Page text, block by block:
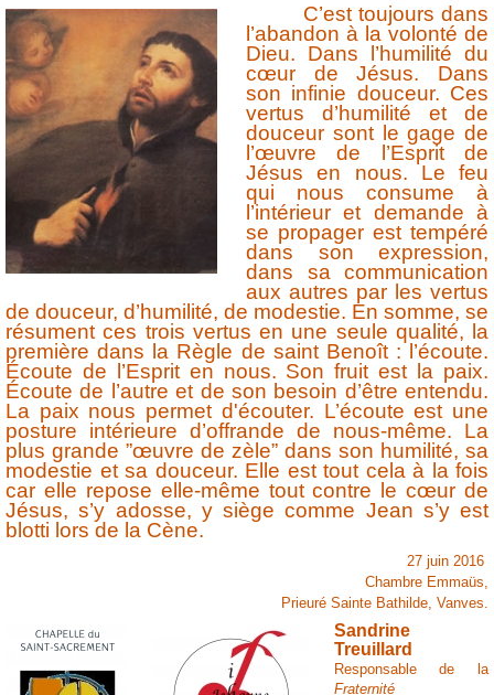
C’est toujours dans
l’abandon à la volonté de
Dieu. Dans l’humilité du
cœur de Jésus. Dans
son infinie douceur. Ces
vertus d’humilité et de
douceur sont le gage de
l’œuvre de l’Esprit de
Jésus en nous. Le feu
qui nous consume à
l’intérieur et demande à
se propager est tempéré
dans son expression,
dans sa communication
aux autres par les vertus
de douceur, d’humilité, de modestie. En somme, se
résument ces trois vertus en une seule qualité, la
première dans la Règle de saint Benoît : l’écoute.
Écoute de l’Esprit en nous. Son fruit est la paix.
Écoute de l’autre et de son besoin d’être entendu.
La paix nous permet d'écouter. L’écoute est une
posture intérieure d’offrande de nous-même. La
plus grande ”œuvre de zèle” dans son humilité, sa
modestie et sa douceur. Elle est tout cela à la fois
car elle repose elle-même tout contre le cœur de
Jésus, s’y adosse, y siège comme Jean s’y est
blotti lors de la Cène.
27 juin 2016
Chambre Emmaüs,
Prieuré Sainte Bathilde, Vanves.
Sandrine
Treuillard
Responsable de la
Fraternité